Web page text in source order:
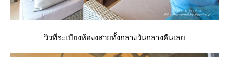
วิวที่ระเบียงห้องงสวยทั้งกลางวันกลางคืนเล